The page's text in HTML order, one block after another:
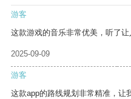
游客
这款游戏的音乐非常优美，听了让
2025-09-09
游客
这款app的路线规划非常精准，让